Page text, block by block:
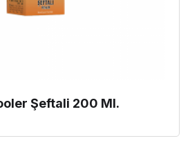
Şeftali 200 Ml.